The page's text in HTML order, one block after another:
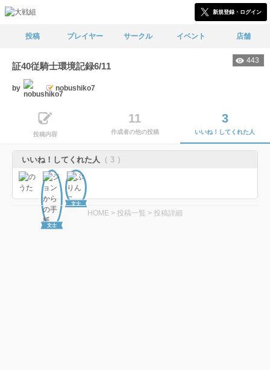
新規登録・ログイン
投稿 プレイヤー サークル イベント 店舗
443
証40従騎士環境記録6/11
by nobushiko7
投稿内容
11
作成者の他の投稿
3
いいね！してくれた人
いいね！してくれた人 （ 3 ）
文士
文士
HOME > 投稿一覧 > 投稿詳細